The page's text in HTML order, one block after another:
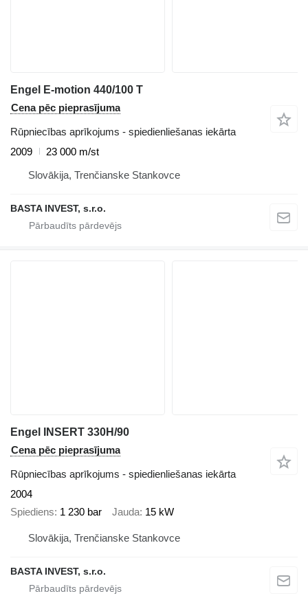
Engel E-motion 440/100 T
Cena pēc pieprasījuma
Rūpniecības aprīkojums - spiedienliešanas iekārta
2009
23 000 m/st
Slovākija, Trenčianske Stankovce
BASTA INVEST, s.r.o.
Engel INSERT 330H/90
Cena pēc pieprasījuma
Rūpniecības aprīkojums - spiedienliešanas iekārta
2004
Spiediens 1 230 bar Jauda 15 kW
Slovākija, Trenčianske Stankovce
BASTA INVEST, s.r.o.